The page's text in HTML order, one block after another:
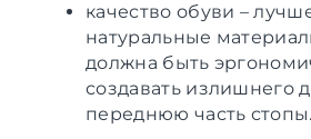
качество обуви –
натуральные
должна быть
создавать излишнего
переднюю часть стопы.